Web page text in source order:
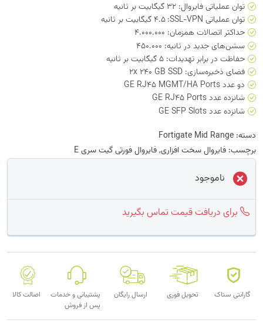
توان عملیاتی فایروال: 32 گیگابیت بر ثانیه
توان عملیاتی SSL-VPN:
4.5 گیگابیت بر ثانیه
حداکثر اتصالات همزمان: 4.000.000
سشن‌های جدید در ثانیه: 450.000
حفاظت در برابر تهدیدات: 5 گیگابیت بر ثانیه
فضای ذخیره‌سازی: 2x 240 GB SSD
دو عدد GE RJ45 MGMT/HA Ports
شانزده عدد GE RJ45 Ports
شانزده عدد GE SFP Slots
دسته: Fortigate Mid Range
برچسب: فایروال سخت افزاری,فایروال فورتی گیت سری E
ناموجود
برای دریافت قیمت تماس بگیرید
گارانتی ستاک تحویل فوری ارسال رایگان
پشتیبانی و خدمات
پس از فروش
اصالت کالا